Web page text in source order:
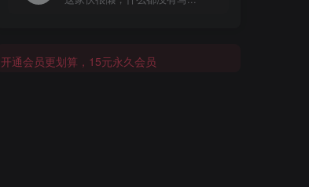
开通会员更划算，15元永久会员
开通会员更划算，15元永久会员